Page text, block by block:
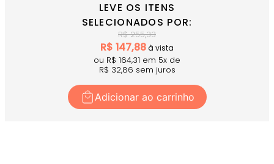
LEVE OS ITENS
SELECIONADOS POR:
R$255,33
R$ 147,88à vista
ou R$ 164,31 em 5x de
R$ 32,86 sem juros
Adicionar ao carrinho